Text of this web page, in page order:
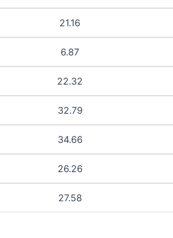
21.16
6.87
22.32
32.79
34.66
26.26
27.58